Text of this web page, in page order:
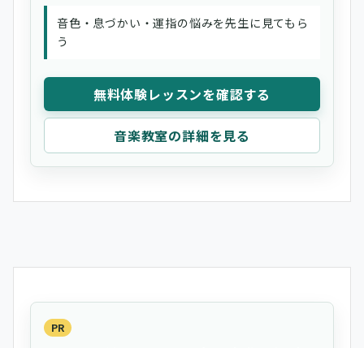
音色・息づかい・運指の悩みを先生に見てもら
う
無料体験レッスンを確認する
音楽教室の詳細を見る
PR